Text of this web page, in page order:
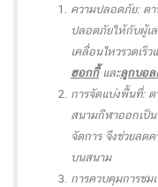
ความปลอดภัย: ตา
ปลอดภัยให้กับผู้เ
เคลื่อนไหวรวดเร็ว
ฮอกกี้และลูกบอล
การจัดแบ่งพื้นที่: ต
สนามกีฬาออกเป็น
จัดการ จึงช่วยลด
บนสนาม
การควบคุมการชม